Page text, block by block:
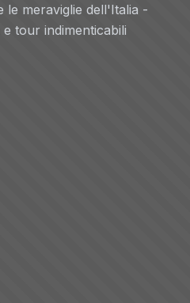
meraviglie dell'Italia -
tour indimenticabili